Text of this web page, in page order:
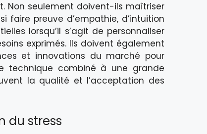
Non seulement doivent-ils maîtriser
faire preuve d’empathie, d’intuition
lorsqu’il s’agit de personnaliser
exprimés. Ils doivent également
et innovations du marché pour
technique combiné à une grande
la qualité et l’acceptation des
du stress